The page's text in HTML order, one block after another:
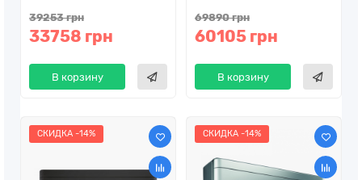
39253 грн
33758 грн
В корзину
69890 грн
60105 грн
В корзину
СКИДКА -14% СКИДКА -14%